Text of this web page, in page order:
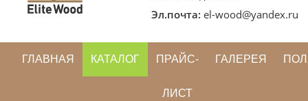
Эл.почта: el-wood@yandex.ru
ГЛАВНАЯ КАТАЛОГ ПРАЙС-
ЛИСТ
ГАЛЕРЕЯ